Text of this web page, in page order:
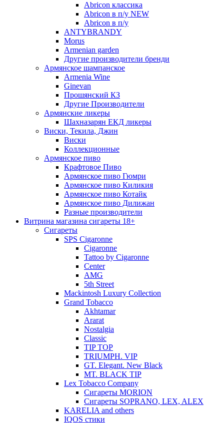
Abricon классика
Abricon в п/у NEW
Abricon в п/у
ANTYBRANDY
Morus
Armenian garden
Другие производители бренди
Армянское шампанское
Armenia Wine
Ginevan
Прошянский КЗ
Другие Производители
Армянские ликеры
Шахназарян ЕКД ликеры
Виски, Текила, Джин
Виски
Коллекционные
Армянское пиво
Крафтовое Пиво
Армянское пиво Гюмри
Армянское пиво Киликия
Армянское пиво Котайк
Армянское пиво Дилижан
Разные производители
Витрина магазина сигареты 18+
Cигареты
SPS Cigaronne
Сigaronne
Tattoo by Cigaronne
Center
AMG
5th Street
Mackintosh Luxury Collection
Grand Tobacco
Akhtamar
Ararat
Nostalgia
Classic
TIP TOP
TRIUMPH. VIP
GT. Elegant. New Black
MT. BLACK TIP
Lex Tobacco Company
Сигареты MORION
Сигареты SOPRANO, LEX, ALEX
KARELIA and others
IQOS стики